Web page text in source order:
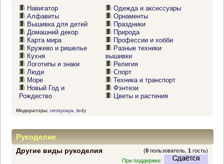
Навигатор
Алфавиты
Вышивка для детей
Домашний декор
Карта мира
Кружево и ришелье
Кухня
Логотипы и знаки
Люди
Море
Новый Год и
Рождество
Одежда и аксессуары
Орнаменты
Праздники
Природа
Профессии и хобби
Разные техники
вышивки
Религия
Спорт
Техника и транспорт
Фэнтези
Цветы и растения
Модераторы: nestyzaya ledy
Рукоделие
Другие виды рукоделия (0 пользователь,1 гость)
При поддержке: